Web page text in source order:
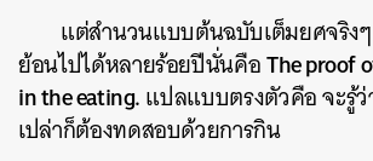
แต่สำนวนแบบต้นฉบับเต็มยศจรง
ย้อนไปได้หลายร้อยปีนั่นคือThe proof
in the eating.แปลแบบตรงตัวคือ จะรู้
เปล่าก็ต้องทดสอบด้วยการกิน